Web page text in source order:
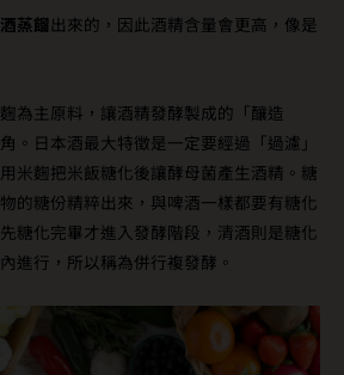
蒸餾出來的，因此酒精含量會更高，像是
為主原料，讓酒精發酵製成的「釀造
。日本酒最大特徵是一定要經過「過濾」
米麴把米飯糖化後讓酵母菌產生酒精。糖
的糖份精粹出來，與啤酒一樣都要有糖化
糖化完畢才進入發酵階段，清酒則是糖化
進行，所以稱為併行複發酵。